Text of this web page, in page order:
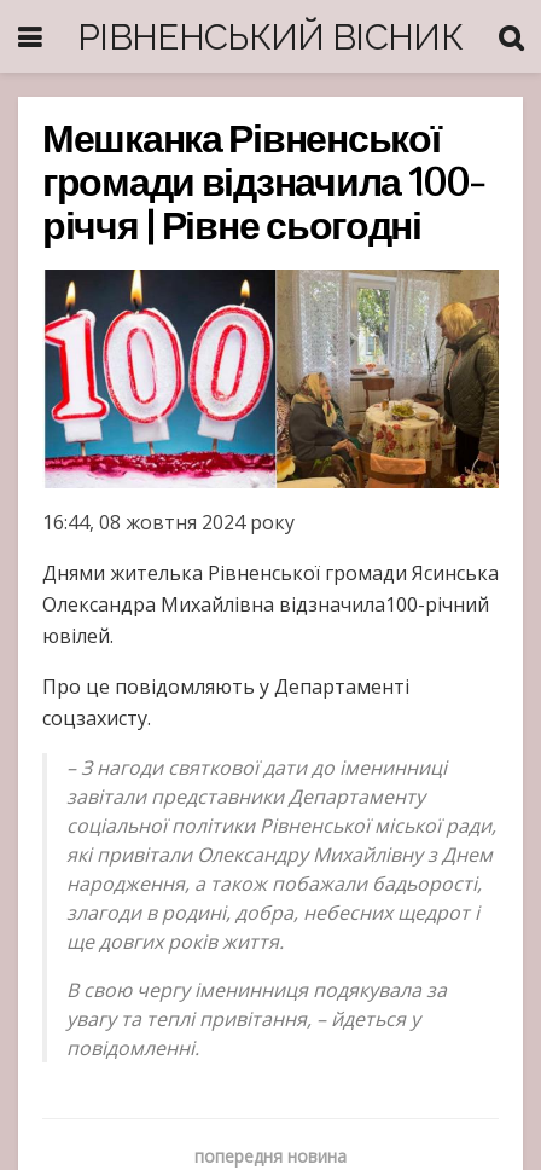
РІВНЕНСЬКИЙ ВІСНИК
Мешканка Рівненської
громади відзначила 100-
річчя | Рівне сьогодні
16:44, 08 жовтня 2024 року
Днями жителька Рівненської громади Ясинська
Олександра Михайлівна відзначила100-річний
ювілей.
Про це повідомляють у Департаменті
соцзахисту.
– З нагоди святкової дати до іменинниці
завітали представники Департаменту
соціальної політики Рівненської міської ради,
які привітали Олександру Михайлівну з Днем
народження, а також побажали бадьорості,
злагоди в родині, добра, небесних щедрот і
ще довгих років життя.
В свою чергу іменинниця подякувала за
увагу та теплі привітання, – йдеться у
повідомленні.
попередня новина